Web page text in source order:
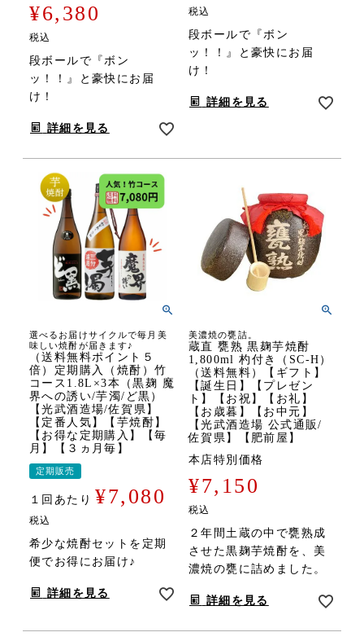
¥6,380
税込
段ボールで『ボン
ッ！！』と豪快にお届
け！
詳細を見る
税込
段ボールで『ボン
ッ！！』と豪快にお届
け！
詳細を見る
選べるお届けサイクルで毎月美
味しい焼酎が届きます♪
（送料無料ポイント５
倍）定期購入（焼酎）竹
コース1.8L×3本（黒麹 魔
界への誘い/芋濁/ど黒）
【光武酒造場/佐賀県】
【定番人気】【芋焼酎】
【お得な定期購入】【毎
月】【３ヵ月毎】
定期販売
１回あたり ¥7,080
税込
希少な焼酎セットを定期
便でお得にお届け♪
詳細を見る
美濃焼の甕詰。
蔵直 甕熟 黒麹芋焼酎
1,800ml 杓付き（SC-H）
（送料無料）【ギフト】
【誕生日】【プレゼン
ト】【お祝】【お礼】
【お歳暮】【お中元】
【光武酒造場 公式通販/
佐賀県】【肥前屋】
本店特別価格
¥7,150
税込
２年間土蔵の中で甕熟成
させた黒麹芋焼酎を、美
濃焼の甕に詰めました。
詳細を見る